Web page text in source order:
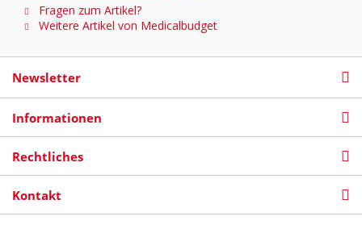
Fragen zum Artikel?
Weitere Artikel von Medicalbudget
Newsletter
Informationen
Rechtliches
Kontakt